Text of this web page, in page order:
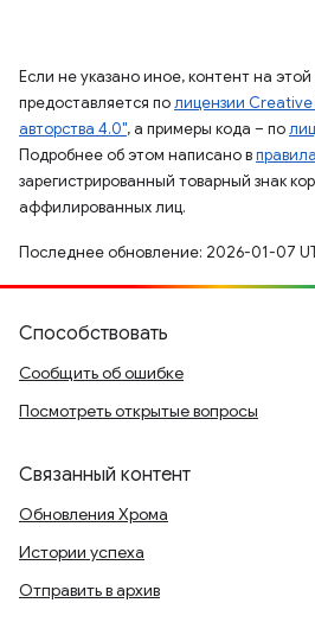
Если не указано иное, контент на
предоставляется полицензии
авторства 4.0", а примеры кода – по
Подробнее об этом написано в
зарегистрированный товарный знак
аффилированных лиц.
Последнее обновление: 2026-01-07
Способствовать
Сообщить об ошибке
Посмотреть открытые вопросы
Связанный контент
Обновления Хрома
Истории успеха
Отправить в архив